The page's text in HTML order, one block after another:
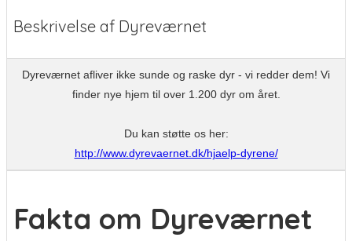
Beskrivelse af Dyreværnet
Dyreværnet afliver ikke sunde og raske dyr - vi redder dem! Vi
finder nye hjem til over 1.200 dyr om året.
Du kan støtte os her:
http://www.dyrevaernet.dk/hjaelp-dyrene/
Fakta om Dyreværnet